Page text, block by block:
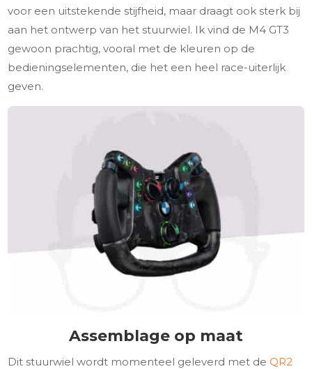
voor een uitstekende stijfheid, maar draagt ook sterk bij
aan het ontwerp van het stuurwiel. Ik vind de M4 GT3
gewoon prachtig, vooral met de kleuren op de
bedieningselementen, die het een heel race-uiterlijk
geven.
Assemblage op maat
Dit stuurwiel wordt momenteel geleverd met de QR2